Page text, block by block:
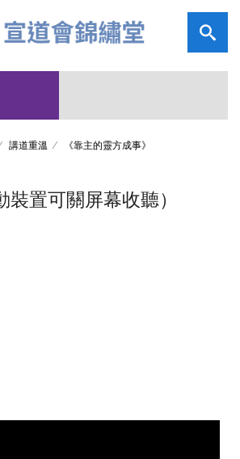
講道重溫 《靠主的靈方成事》
置可關屏幕收聽）